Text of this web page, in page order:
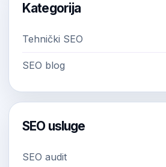
Kategorija
Tehnički SEO
SEO blog
SEO usluge
SEO audit